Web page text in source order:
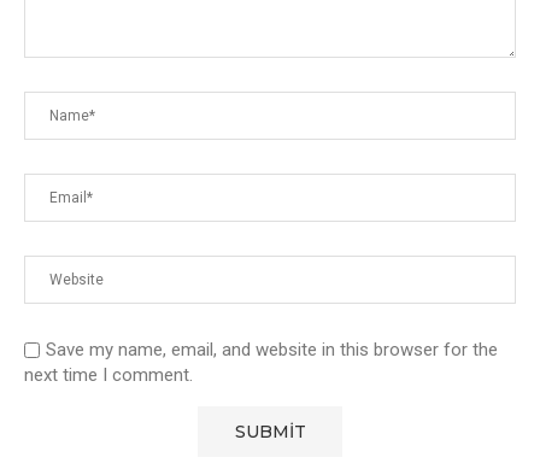
Save my name, email, and website in this browser for the
next time I comment.